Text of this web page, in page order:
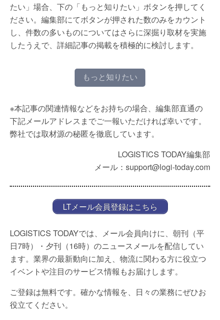
たい」場合、下の「もっと知りたい」ボタンを押してく
ださい。編集部にてボタンが押された数のみをカウント
し、件数の多いものについてはさらに深掘り取材を実施
したうえで、詳細記事の掲載を積極的に検討します。
もっと知りたい
※本記事の関連情報などをお持ちの場合、編集部直通の
下記メールアドレスまでご一報いただければ幸いです。
弊社では取材源の秘匿を徹底しています。
LOGISTICS TODAY編集部
メール：support@logi-today.com
LTメール会員登録はこちら
LOGISTICS TODAYでは、メール会員向けに、朝刊（平
日7時）・夕刊（16時）のニュースメールを配信してい
ます。業界の最新動向に加え、物流に関わる方に役立つ
イベントや注目のサービス情報もお届けします。
ご登録は無料です。確かな情報を、日々の業務にぜひお
役立てください。